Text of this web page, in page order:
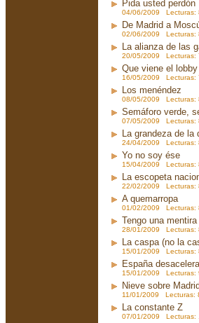
Pida usted perdón
04/06/2009 Lecturas:
De Madrid a
02/06/2009 Lecturas:
La alianza de las
20/05/2009 Lecturas:
Que viene el lobby
16/05/2009 Lecturas:
Los menéndez
08/05/2009 Lecturas:
Semáforo verde,
07/05/2009 Lecturas:
La grandeza de la
24/04/2009 Lecturas:
Yo no soy ése
15/04/2009 Lecturas:
La escopeta
22/02/2009 Lecturas:
A quemarropa
01/02/2009 Lecturas:
Tengo una
28/01/2009 Lecturas:
La caspa (no la
15/01/2009 Lecturas:
España
15/01/2009 Lecturas:
Nieve sobre Madrid
11/01/2009 Lecturas:
La constante Z
07/01/2009 Lecturas: